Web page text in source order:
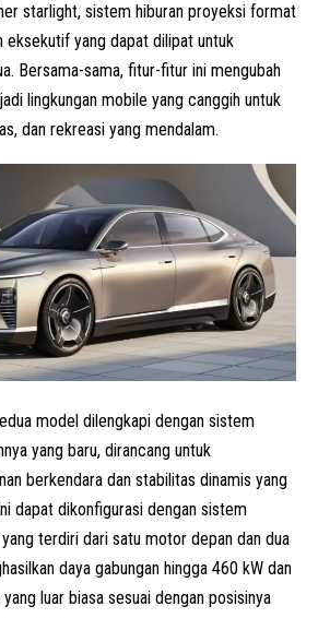
starlight, sistem hiburan proyeksi format
eksekutif yang dapat dilipat untuk
Bersama-sama, fitur-fitur ini mengubah
lingkungan mobile yang canggih untuk
dan rekreasi yang mendalam.
model dilengkapi dengan sistem
yang baru, dirancang untuk
berkendara dan stabilitas dinamis yang
dapat dikonfigurasi dengan sistem
terdiri dari satu motor depan dan dua
daya gabungan hingga 460 kW dan
luar biasa sesuai dengan posisinya